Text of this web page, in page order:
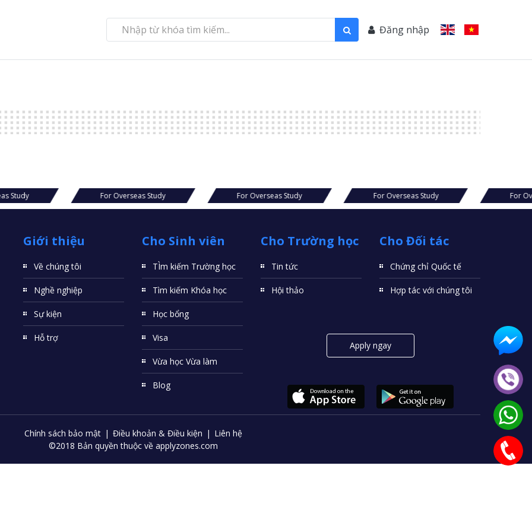
Đăng nhập
Study For Overseas Study For Overseas Study For Overseas Study For
Giới thiệu
Về chúng tôi
Nghề nghiệp
Sự kiện
Hỗ trợ
Cho Sinh viên
TÌm kiếm Trường học
Tìm kiếm Khóa học
Học bổng
Visa
Vừa học Vừa làm
Blog
Cho Trường học
Tin tức
Hội thảo
Cho Đối tác
Chứng chỉ Quốc tế
Hợp tác với chúng tôi
Apply ngay
Chính sách bảo mật Điều khoản & Điều kiện
Liên hệ
©2018 Bản quyền thuộc về applyzones.com